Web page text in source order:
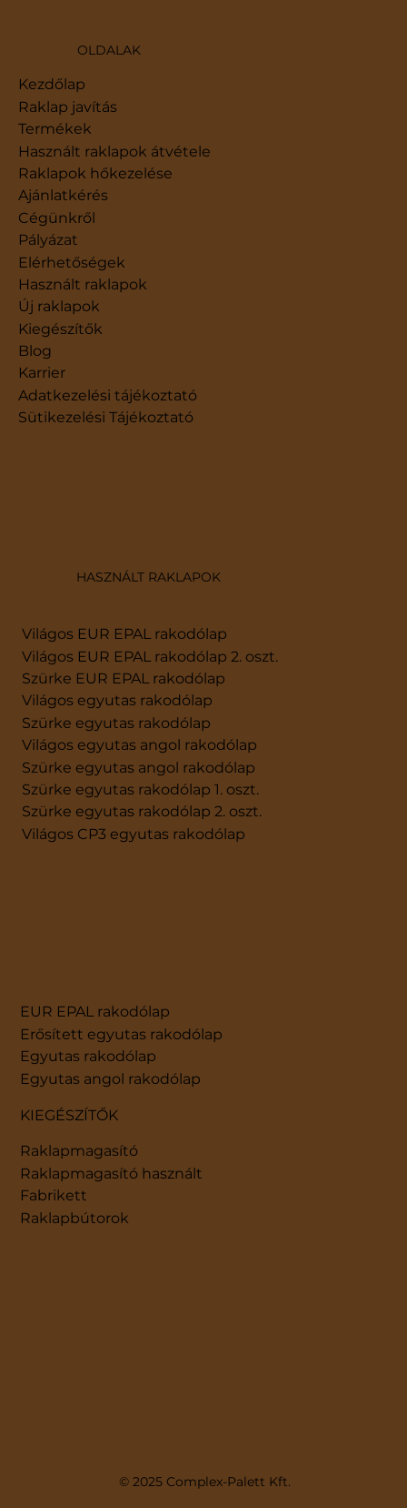
OLDALAK
Kezdőlap
Termékek
Raklap javítás
Használt raklapok átvétele
Raklapok hőkezelése
Ajánlatkérés
Cégünkről
Pályázat
Elérhetőségek
Használt raklapok
Új raklapok
Kiegészítők
Blog
Karrier
​Adatkezelési tájékoztató
Sütikezelési Tájékoztató
HASZNÁLT RAKLAPOK
Világos EUR EPAL rakodólap
Világos EUR EPAL rakodólap 2. oszt.
Szürke EUR EPAL rakodólap
Világos egyutas rakodólap
Szürke egyutas rakodólap
Világos egyutas angol rakodólap
Szürke egyutas angol rakodólap
Szürke egyutas rakodólap 1. oszt.
Szürke egyutas rakodólap 2. oszt.
Világos CP3 egyutas rakodólap
EUR EPAL rakodólap
Erősített egyutas rakodólap
Egyutas rakodólap
Egyutas angol rakodólap
KIEGÉSZÍTŐK
Raklapmagasító
Raklapmagasító használt
Fabrikett
Raklapbútorok
© 2025 Complex-Palett Kft.